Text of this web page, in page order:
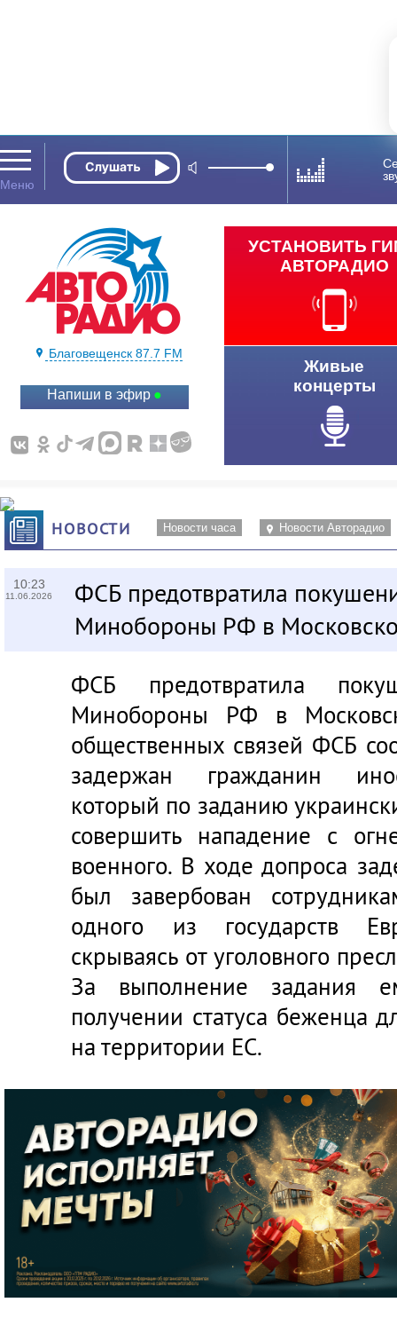
Благовещенск 87.7 FM
Напиши в эфир
УСТАНОВИТЬ
АВТОРАДИО
Живые
концерты
НОВОСТИ Новости часа Новости Авторадио
10:23
11.06.2026
ФСБ предотвратила
Минобороны РФ в
ФСБ предотвратила
Минобороны РФ в
общественных связей ФСБ
задержан гражданин
который по заданию
совершить нападение с
военного. В ходе допроса
был завербован
одного из государств
скрываясь от уголовного
За выполнение задания
получении статуса беженца
на территории ЕС.